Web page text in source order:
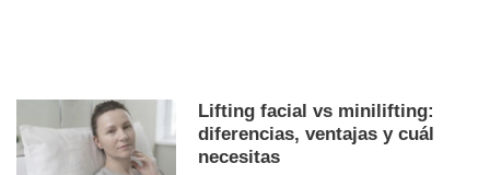
Lifting facial vs minilifting:
diferencias, ventajas y cuál
necesitas